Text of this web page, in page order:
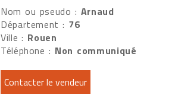
Nom ou pseudo : Arnaud
Département : 76
Ville : Rouen
Téléphone : Non communiqué